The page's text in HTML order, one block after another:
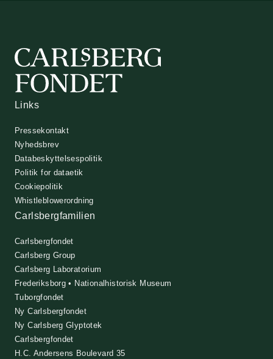
Links
Pressekontakt
Nyhedsbrev
Databeskyttelsespolitik
Politik for dataetik
Cookiepolitik
Whistleblowerordning
Carlsbergfamilien
Carlsbergfondet
Carlsberg Group
Carlsberg Laboratorium
Frederiksborg • Nationalhistorisk Museum
Tuborgfondet
Ny Carlsbergfondet
Ny Carlsberg Glyptotek
Carlsbergfondet
H.C. Andersens Boulevard 35